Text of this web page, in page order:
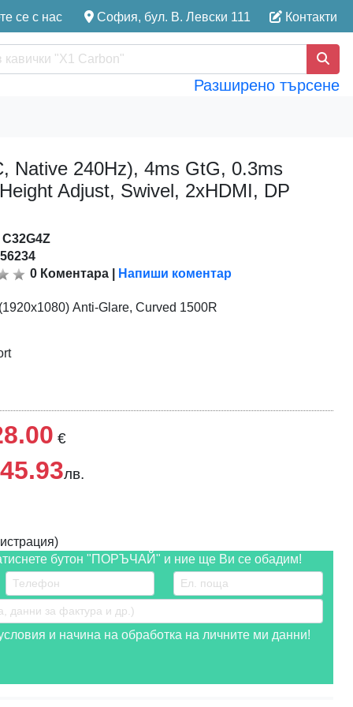
се с нас София, бул. В. Левски 111 Контакти
Разширено търсене
Native 240Hz), 4ms GtG, 0.3ms
Adjust, Swivel, 2xHDMI, DP
C32G4Z
0 Коментара Напиши коментар
Anti-Glare, Curved 1500R
€
лв.
бутон "ПОРЪЧАЙ" и ние ще Ви се обадим!
и начина на обработка на личните ми данни!